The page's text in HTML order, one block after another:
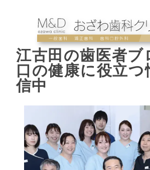
江古田の歯医者ブ
口の健康に役立つ
信中